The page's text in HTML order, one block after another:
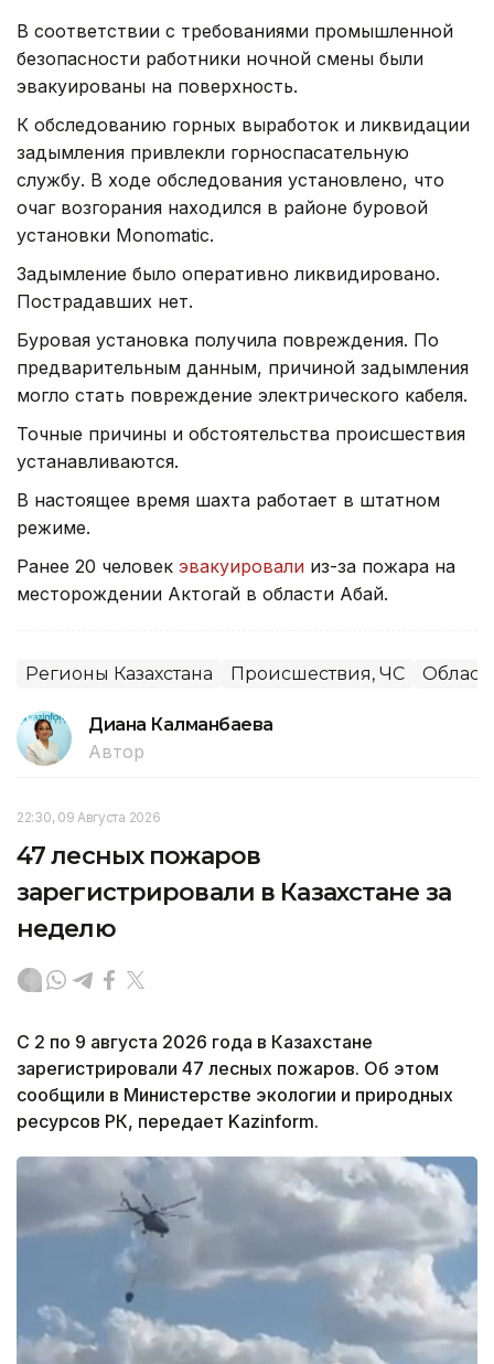
В соответствии с требованиями промышленной
безопасности работники ночной смены были
эвакуированы на поверхность.
К обследованию горных выработок и ликвидации
задымления привлекли горноспасательную
службу. В ходе обследования установлено, что
очаг возгорания находился в районе буровой
установки Monomatic.
Задымление было оперативно ликвидировано.
Пострадавших нет.
Буровая установка получила повреждения. По
предварительным данным, причиной задымления
могло стать повреждение электрического кабеля.
Точные причины и обстоятельства происшествия
устанавливаются.
В настоящее время шахта работает в штатном
режиме.
Ранее 20 человек эвакуировали из-за пожара на
месторождении Актогай в области Абай.
Регионы Казахстана Происшествия, ЧС
Диана Калманбаева
Автор
22:30, 09 Августа 2026
47 лесных пожаров
зарегистрировали в Казахстане за
неделю
С 2 по 9 августа 2026 года в Казахстане
зарегистрировали 47 лесных пожаров. Об этом
сообщили в Министерстве экологии и природных
ресурсов РК, передает Kazinform.